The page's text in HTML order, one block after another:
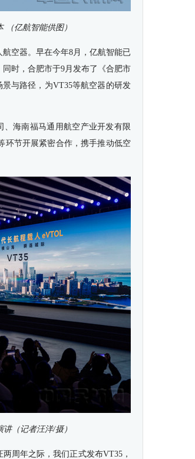
（亿航智能供图）
空器。早在今年8月，亿航智能已
时，合肥市于9月发布了《合肥市
与路径，为VT35等航空器的研发
海南福马通用航空产业开发有限
环节开展紧密合作，携手推动低空
（记者汪洋/摄）
周年之际，我们正式发布VT35，